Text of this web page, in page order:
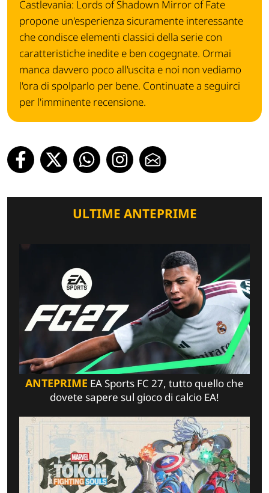
Castlevania: Lords of Shadown Mirror of Fate
propone un'esperienza sicuramente interessante
che condisce elementi classici della serie con
caratteristiche inedite e ben cogegnate. Ormai
manca davvero poco all'uscita e noi non vediamo
l'ora di spolparlo per bene. Continuate a seguirci
per l'imminente recensione.
ULTIME ANTEPRIME
ANTEPRIME EA Sports FC 27, tutto quello che
dovete sapere sul gioco di calcio EA!